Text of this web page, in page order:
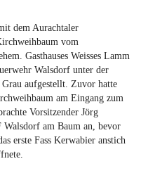
dem Aurachtaler
vom
Gasthauses Weisses Lamm
Walsdorf unter der
aufgestellt. Zuvor hatte
am Eingang zum
Vorsitzender Jörg
am Baum an, bevor
erste Fass Kerwabier anstich